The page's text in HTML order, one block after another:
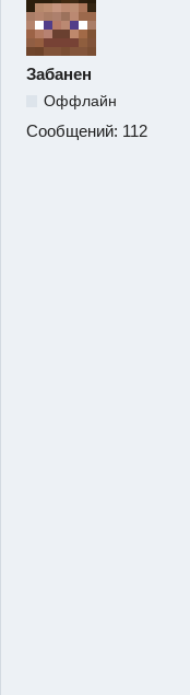
Забанен
Оффлайн
Сообщений: 112